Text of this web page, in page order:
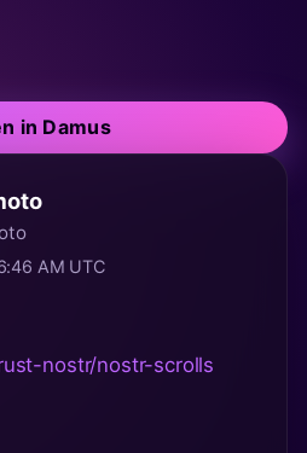
in Damus
AM UTC
nostr/nostr-scrolls